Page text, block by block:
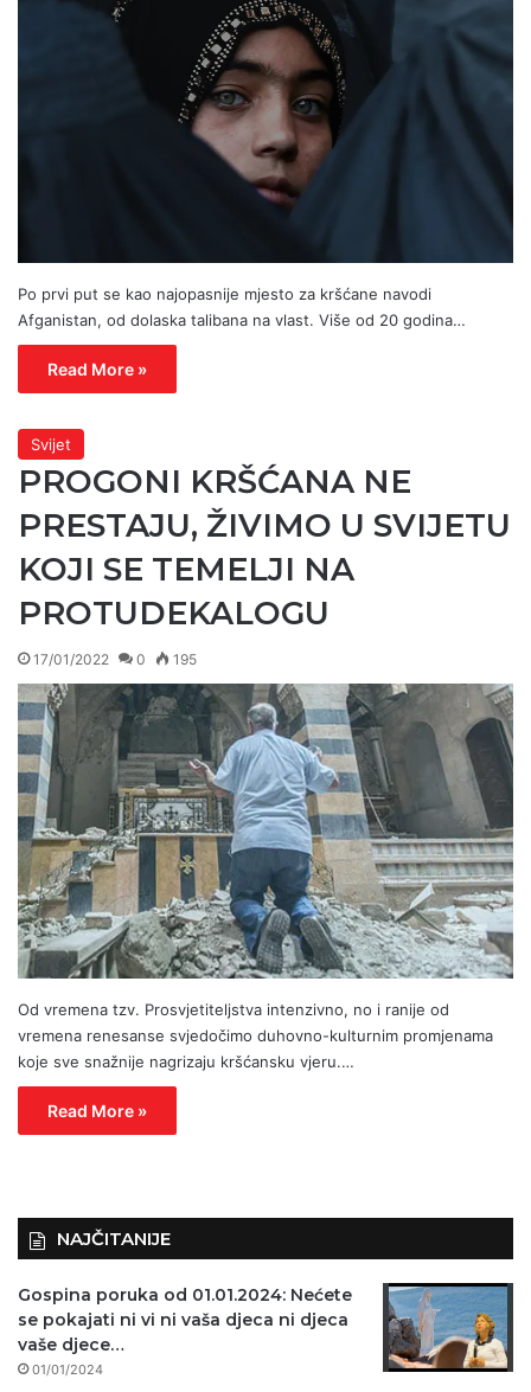
Po prvi put se kao najopasnije mjesto za kršćane navodi
Afganistan, od dolaska talibana na vlast. Više od 20 godina…
Read More »
Svijet
PROGONI KRŠĆANA NE
PRESTAJU, ŽIVIMO U SVIJETU
KOJI SE TEMELJI NA
PROTUDEKALOGU
17/01/2022 0 195
Od vremena tzv. Prosvjetiteljstva intenzivno, no i ranije od
vremena renesanse svjedočimo duhovno-kulturnim promjenama
koje sve snažnije nagrizaju kršćansku vjeru.…
Read More »
NAJČITANIJE
Gospina poruka od 01.01.2024: Nećete
se pokajati ni vi ni vaša djeca ni djeca
vaše djece…
01/01/2024